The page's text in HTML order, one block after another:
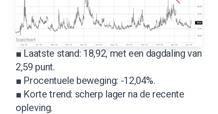
■ Laatste stand: 18,92, met een dagdaling van
2,59 punt.
■ Procentuele beweging: -12,04%.
■ Korte trend: scherp lager na de recente
opleving.